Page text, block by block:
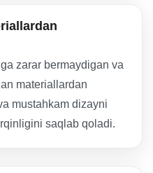
zarar bermaydigan va
materiallardan
mustahkam dizayni
saqlab qoladi.